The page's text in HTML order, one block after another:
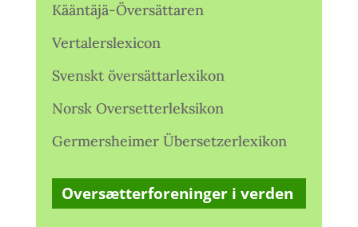
Kääntäjä-Översättaren
Vertalerslexicon
Svenskt översättarlexikon
Norsk Oversetterleksikon
Germersheimer Übersetzerlexikon
Oversætterforeninger i verden